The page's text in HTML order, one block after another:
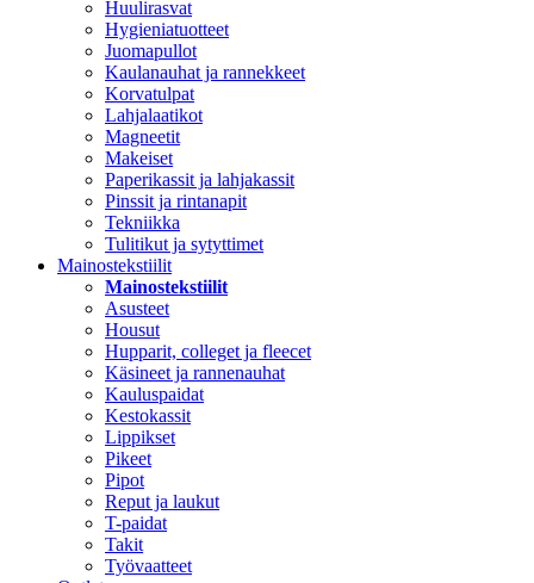
Huulirasvat
Hygieniatuotteet
Juomapullot
Kaulanauhat ja rannekkeet
Korvatulpat
Lahjalaatikot
Magneetit
Makeiset
Paperikassit ja lahjakassit
Pinssit ja rintanapit
Tekniikka
Tulitikut ja sytyttimet
Mainostekstiilit
Mainostekstiilit
Asusteet
Housut
Hupparit, colleget ja fleecet
Käsineet ja rannenauhat
Kauluspaidat
Kestokassit
Lippikset
Pikeet
Pipot
Reput ja laukut
T-paidat
Takit
Työvaatteet